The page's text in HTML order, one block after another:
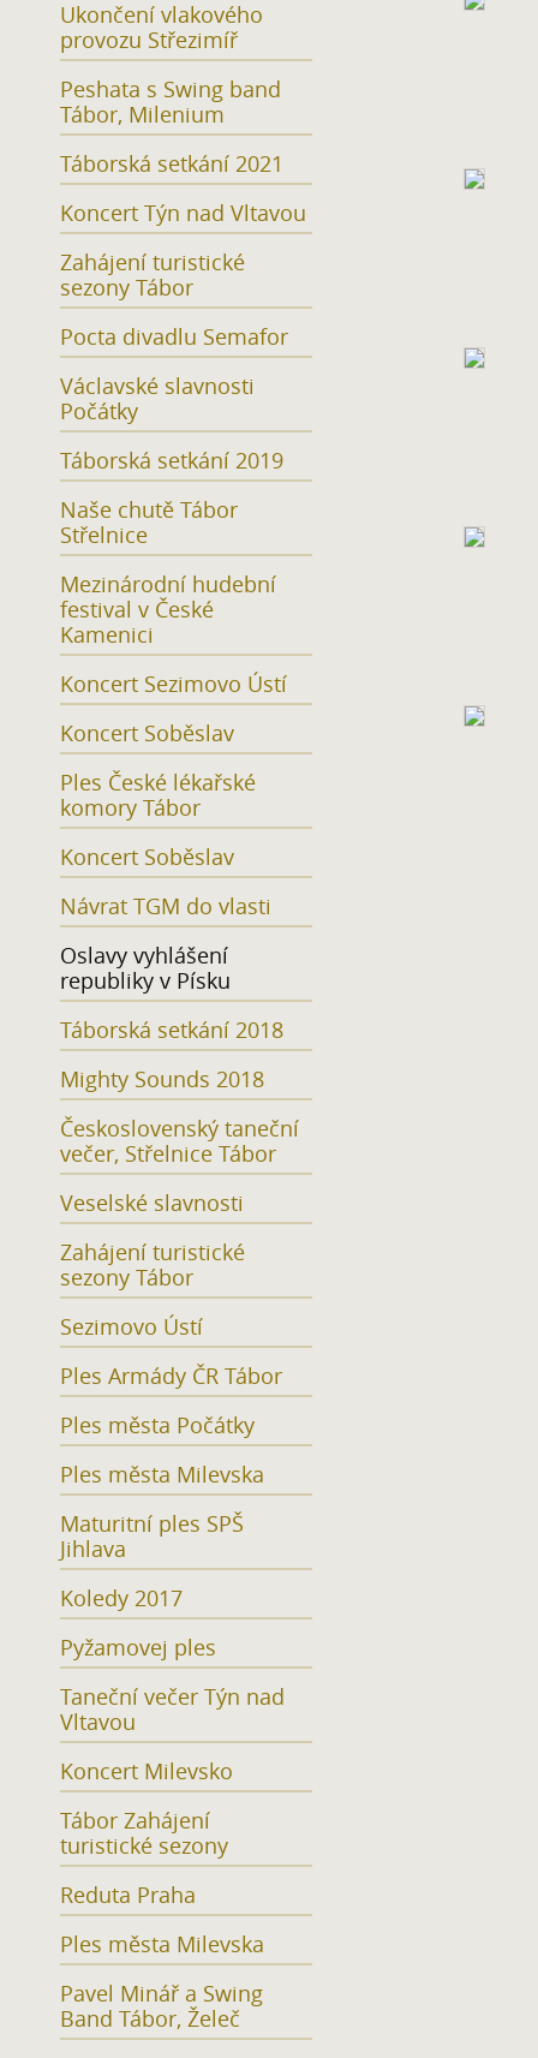
Ukončení vlakového
provozu Střezimíř
Peshata s Swing band
Tábor, Milenium
Táborská setkání 2021
Koncert Týn nad Vltavou
Zahájení turistické
sezony Tábor
Pocta divadlu Semafor
Václavské slavnosti
Počátky
Táborská setkání 2019
Naše chutě Tábor
Střelnice
Mezinárodní hudební
festival v České
Kamenici
Koncert Sezimovo Ústí
Koncert Soběslav
Ples České lékařské
komory Tábor
Koncert Soběslav
Návrat TGM do vlasti
Oslavy vyhlášení
republiky v Písku
Táborská setkání 2018
Mighty Sounds 2018
Československý taneční
večer, Střelnice Tábor
Veselské slavnosti
Zahájení turistické
sezony Tábor
Sezimovo Ústí
Ples Armády ČR Tábor
Ples města Počátky
Ples města Milevska
Maturitní ples SPŠ
Jihlava
Koledy 2017
Pyžamovej ples
Taneční večer Týn nad
Vltavou
Koncert Milevsko
Tábor Zahájení
turistické sezony
Reduta Praha
Ples města Milevska
Pavel Minář a Swing
Band Tábor, Želeč